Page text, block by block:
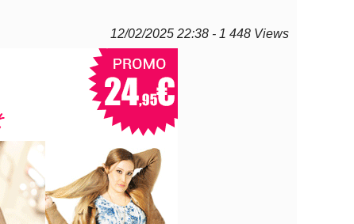
12/02/2025 22:38 - 1 448 Views